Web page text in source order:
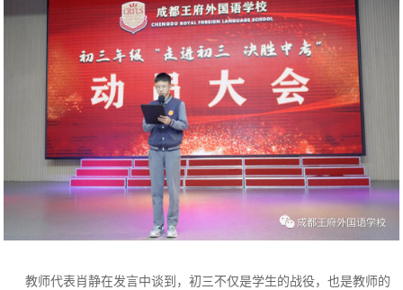
教师代表肖静在发言中谈到，初三不仅是学生的战役，也是教师的